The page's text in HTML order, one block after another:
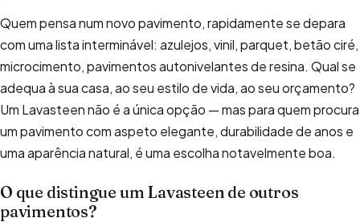
Quem pensa num novo pavimento, rapidamente se depara
com uma lista interminável: azulejos, vinil, parquet, betão ciré,
microcimento, pavimentos autonivelantes de resina. Qual se
adequa à sua casa, ao seu estilo de vida, ao seu orçamento?
Um Lavasteen não é a única opção — mas para quem procura
um pavimento com aspeto elegante, durabilidade de anos e
uma aparência natural, é uma escolha notavelmente boa.
O que distingue um Lavasteen de outros
pavimentos?